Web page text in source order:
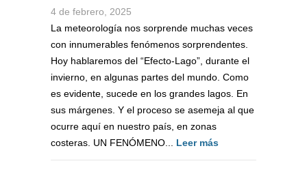
4 de febrero, 2025
La meteorología nos sorprende muchas veces
con innumerables fenómenos sorprendentes.
Hoy hablaremos del “Efecto-Lago”, durante el
invierno, en algunas partes del mundo. Como
es evidente, sucede en los grandes lagos. En
sus márgenes. Y el proceso se asemeja al que
ocurre aquí en nuestro país, en zonas
costeras. UN FENÓMENO... Leer más